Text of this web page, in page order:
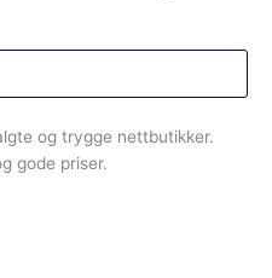
og trygge nettbutikker.
gode priser.